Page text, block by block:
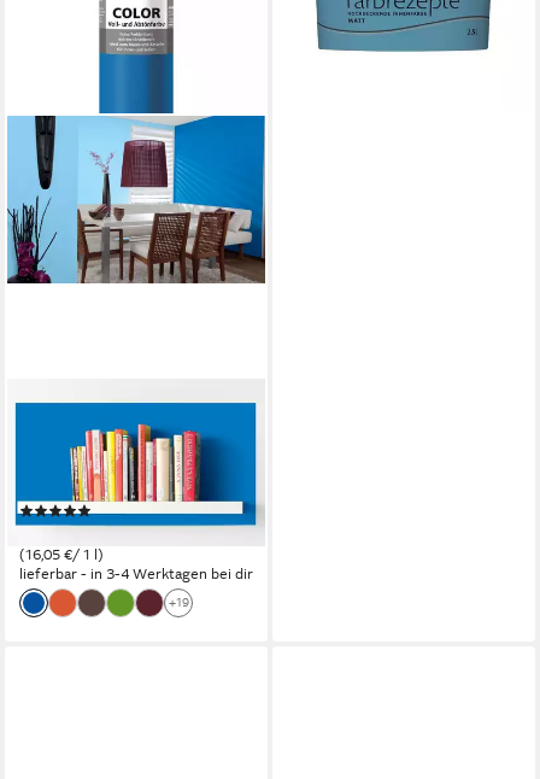
ALPINA
Vollton- und Abtönfarbe
Alpina Color Abtönfarbe royal
Blue 750 ml
(4)
12,04 €
(16,05 €/ 1 l)
lieferbar - in 3-4 Werktagen bei dir
+19
30,99 €
(12,40 €/ 1 l)
lieferbar - in 4-5 Werktagen bei dir